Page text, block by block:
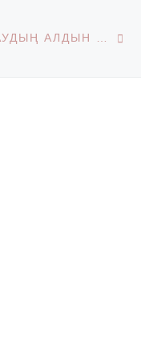
МАУСЫМДЫҚ ЖРВИ МЕН ТҰМАУДЫҢ АЛДЫН АЛУ